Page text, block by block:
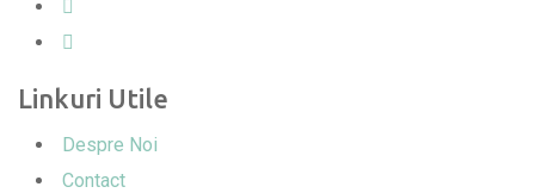
Linkuri Utile
Despre Noi
Contact